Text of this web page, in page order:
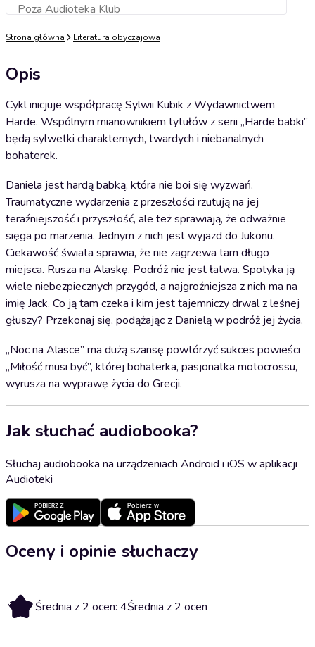
Poza Audioteka KlubDodaj do koszyka
Strona główna Literatura obyczajowa
Opis
Cykl inicjuje współpracę Sylwii Kubik z Wydawnictwem
Harde. Wspólnym mianownikiem tytułów z serii „Harde babki”
będą sylwetki charakternych, twardych i niebanalnych
bohaterek.
Daniela jest hardą babką, która nie boi się wyzwań.
Traumatyczne wydarzenia z przeszłości rzutują na jej
teraźniejszość i przyszłość, ale też sprawiają, że odważnie
sięga po marzenia. Jednym z nich jest wyjazd do Jukonu.
Ciekawość świata sprawia, że nie zagrzewa tam długo
miejsca. Rusza na Alaskę. Podróż nie jest łatwa. Spotyka ją
wiele niebezpiecznych przygód, a najgroźniejsza z nich ma na
imię Jack. Co ją tam czeka i kim jest tajemniczy drwal z leśnej
głuszy? Przekonaj się, podążając z Danielą w podróż jej życia.
„Noc na Alasce” ma dużą szansę powtórzyć sukces powieści
„Miłość musi być”, której bohaterka, pasjonatka motocrossu,
wyrusza na wyprawę życia do Grecji.
Jak słuchać audiobooka?
Słuchaj audiobooka na urządzeniach Android i iOS w aplikacji
Audioteki
Oceny i opinie słuchaczy
4 Średnia z 2 ocen: 4Średnia z 2 ocen